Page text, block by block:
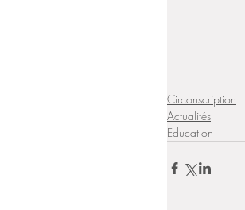
Circonscription
Actualités
Education